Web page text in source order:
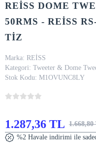
REİSS DOME
50RMS - REİSS
TİZ
Marka: REİSS
Kategori: Tweeter & Dome
Stok Kodu: M1OVUNC8LY
1.287,36 TL 1.668,80
%2 Havale indirimi ile